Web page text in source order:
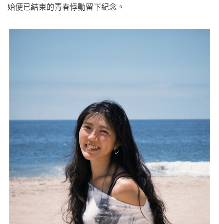
始便已結束的青春悸動留下紀念。